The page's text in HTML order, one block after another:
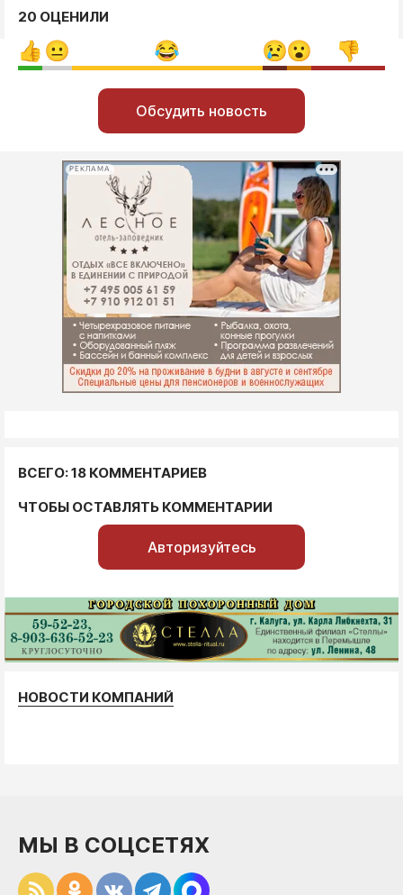
20 ОЦЕНИЛИ
Обсудить новость
РЕКЛАМА
ВСЕГО: 18 КОММЕНТАРИЕВ
ЧТОБЫ ОСТАВЛЯТЬ КОММЕНТАРИИ
Авторизуйтесь
НОВОСТИ КОМПАНИЙ
МЫ В СОЦСЕТЯХ